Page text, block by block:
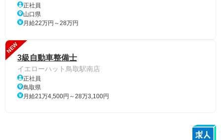
正社員
山口県
月給22万円～28万円
NEW
3級自動車整備士
イエローハット鳥取駅南店
正社員
鳥取県
月給21万4,500円～28万3,100円